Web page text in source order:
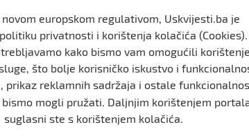
u novembarskom vazdušnom napadu
tela su pronađena u decembru, ali je
su žrtve, ubijene u napadu na osnovu
podataka.
novom europskom regulativom, Uskvijesti.ba je
privatnosti i korištenja kolačića (Cookies).
kako bismo vam omogućili
što bolje korisničko iskustvo i
prikaz reklamnih sadržaja i ostale
bismo mogli pružati. Daljnjim korištenjem
suglasni ste s korištenjem kolačića.